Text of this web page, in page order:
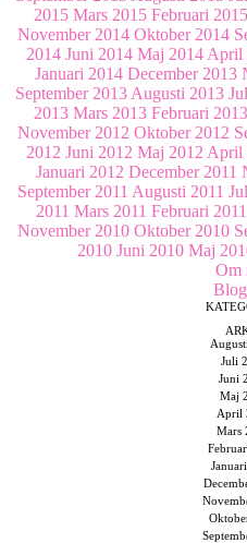
2015 Mars 2015 Februari 2015
November 2014 Oktober 2014
2014 Juni 2014 Maj 2014 April
Januari 2014 December 2013
September 2013 Augusti 2013
2013 Mars 2013 Februari 2013
November 2012 Oktober 2012
2012 Juni 2012 Maj 2012 April
Januari 2012 December 2011
September 2011 Augusti 2011
2011 Mars 2011 Februari 2011
November 2010 Oktober 2010
2010 Juni 2010 Maj
Om
Juli
Juni
Maj
April
Mars